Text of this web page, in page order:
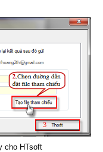
cho HTsoft